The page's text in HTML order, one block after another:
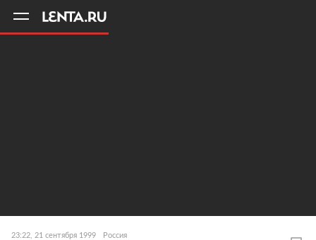
23:22, 21 сентября 1999 Россия